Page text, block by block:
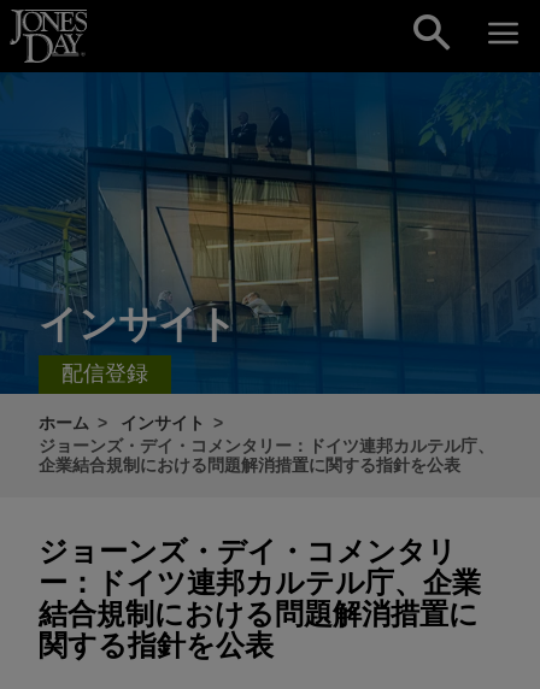
Skip to content
インサイト
配信登録
ホーム
インサイト
ジョーンズ・デイ・コメンタリー：ドイツ連邦カルテル庁、
企業結合規制における問題解消措置に関する指針を公表
ジョーンズ・デイ・コメンタリ
ー：ドイツ連邦カルテル庁、企業
結合規制における問題解消措置に
関する指針を公表